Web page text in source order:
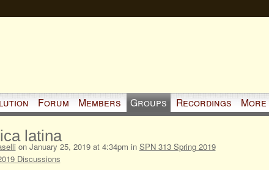
Forum Members Groups Recordings More
latina
on January 25, 2019 at 4:34pm in SPN 313 Spring 2019
Discussions